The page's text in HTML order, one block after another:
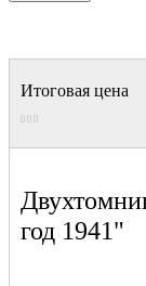
Итоговая цена
год 1941"